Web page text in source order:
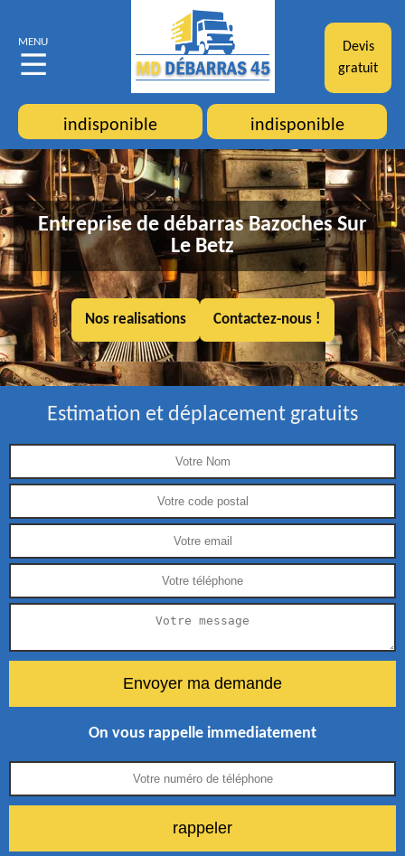
MENU
Devis
gratuit
indisponible indisponible
Entreprise de débarras Bazoches Sur
Le Betz
Nos realisations Contactez-nous !
Estimation et déplacement gratuits
On vous rappelle immediatement